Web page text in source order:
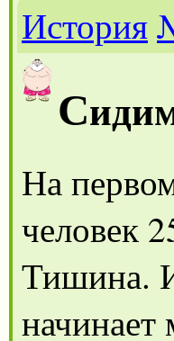
История
С
На
человек
Тишина.
начинает